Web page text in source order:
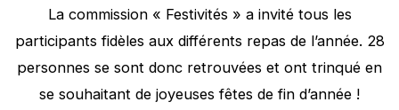
La commission « Festivités » a invité tous les
participants fidèles aux différents repas de l’année. 28
personnes se sont donc retrouvées et ont trinqué en
se souhaitant de joyeuses fêtes de fin d’année !